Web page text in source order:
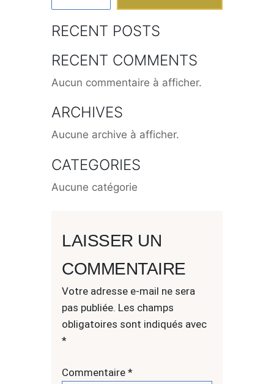
RECENT POSTS
RECENT COMMENTS
Aucun commentaire à afficher.
ARCHIVES
Aucune archive à afficher.
CATEGORIES
Aucune catégorie
LAISSER UN
COMMENTAIRE
Votre adresse e-mail ne sera
pas publiée. Les champs
obligatoires sont indiqués avec
*
Commentaire *